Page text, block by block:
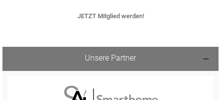
JETZT Mitglied werden!
Unsere Partner